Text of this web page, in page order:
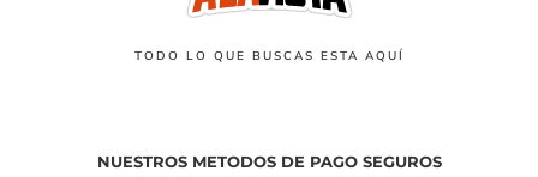
TODO LO QUE BUSCAS ESTA AQUÍ
NUESTROS METODOS DE PAGO SEGUROS